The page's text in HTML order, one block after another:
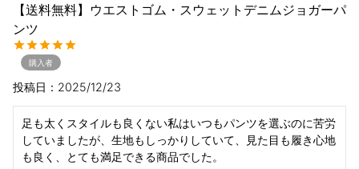
【送料無料】ウエストゴム・スウェットデニムジョガーパ
ンツ
購入者
投稿日 2025/12/23
足も太くスタイルも良くない私はいつもパンツを選ぶのに苦労
していましたが、生地もしっかりしていて、見た目も履き心地
も良く、とても満足できる商品でした。